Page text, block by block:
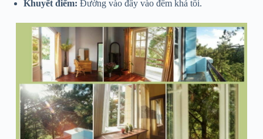
Khuyết điểm: Đường vào đây vào đêm khá tối.